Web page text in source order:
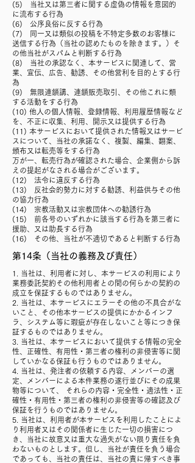
(5) 当社又は第三者に関する虚偽の情報を意図的
に流布する行為
(6) 公序良俗に反する行為
(7) 同一又は類似の投稿を不特定多数のお客様に
送信する行為（当社の認めたものを除きます。）そ
の他当社がスパムと判断する行為
(8) 当社の承認なく、本サービスに関連して、営
業、宣伝、広告、勧誘、その他営利を目的とする行
為
(9) 無限連鎖講、連鎖販売取引、その他これに類
する活動をする行為
(10) 他人の個人情報、登録情報、利用履歴情報など
を、不正に収集、利用、開示又は提供する行為
(11) 本サービスにおいて提供された情報又はサービ
スについて、当社の承諾なく、複製、編集、翻案、
頒布又は転売等をする行為
万が一、転売行為が確認された場合、企業側から訴
えの提起がなされる場合がございます。
(12) 法令に違反する行為
(13) 反社会的勢力に対する勧誘、利益供与その他
の協力行為
(14) 宗教活動又は宗教団体への勧誘行為
(15) 前各号のいずれかに該当する行為を第三者に
援助、又は助長する行為
(16) その他、当社が不適切であると判断する行為
第14条（当社の義務及び責任）
1. 当社は、利用者に対し、本サービスの利用により
業務委託契約その他利用者との間の何らかの契約の
成立を保証するものではありません。
2. 当社は、本サービスにエラーその他の不具合がな
いこと、その他本サービスの提供にかかるインフ
ラ、システム等に瑕疵が存在しないこと等につき保
証するものではありません。
3. 当社は、本サービスにおいて提供する情報の完全
性、正確性、有用性・第三者の権利の非侵害等に関
していかなる保証も行うものではありません。
4. 当社は、発注者の依頼する内容、メンバーの選
定、メンバーによる本件業務の遂行並びにその成果
物等について、 それらの内容・完全性・適法性・正
確性・有用性・第三者の権利の非侵害等の確認及び
保証を行うものではありません。
5. 当社は、利用者が本サービスを利用したことによ
り利用者又はその関係者に生じた一切の損害につ
き、当社に故意又は重大な過失がない限り責任を負
わないものとします。但し、当社が責任を負う場合
であっても、当社の責任は、当社の責に帰すべき事